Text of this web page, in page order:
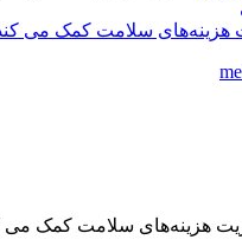
هزینه‌های سلامت کمک می